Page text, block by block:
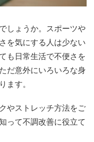
しょうか。スポーツや
を気にする人は少ない
も日常生活で不便さを
だ意外にいろいろな身
ます。
やストレッチ方法をご
って不調改善に役立て